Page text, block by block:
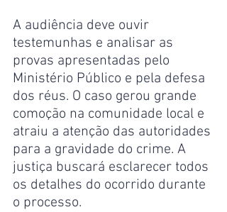
A audiência deve ouvir
testemunhas e analisar as
provas apresentadas pelo
Ministério Público e pela defesa
dos réus. O caso gerou grande
comoção na comunidade local e
atraiu a atenção das autoridades
para a gravidade do crime. A
justiça buscará esclarecer todos
os detalhes do ocorrido durante
o processo.